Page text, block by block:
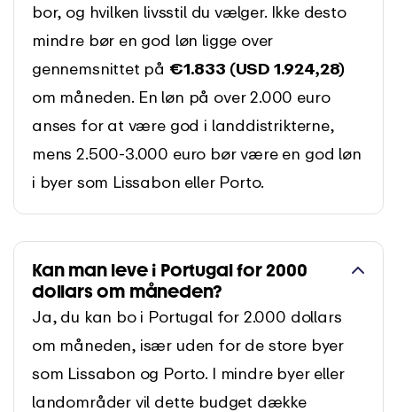
bor, og hvilken livsstil du vælger. Ikke desto
mindre bør en god løn ligge over
gennemsnittet på €1.833 (USD 1.924,28)
om måneden. En løn på over 2.000 euro
anses for at være god i landdistrikterne,
mens 2.500-3.000 euro bør være en god løn
i byer som Lissabon eller Porto.
Kan man leve i Portugal for 2000
dollars om måneden?
Ja, du kan bo i Portugal for 2.000 dollars
om måneden, især uden for de store byer
som Lissabon og Porto. I mindre byer eller
landområder vil dette budget dække